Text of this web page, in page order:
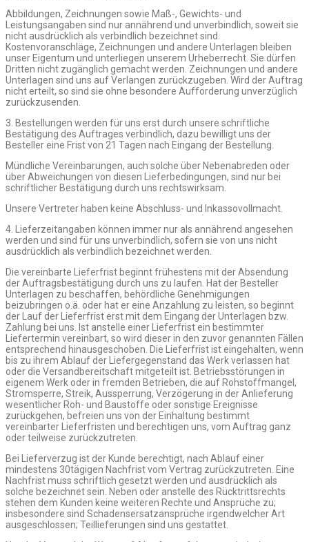
Abbildungen, Zeichnungen sowie Maß-, Gewichts- und
Leistungsangaben sind nur annährend und unverbindlich, soweit sie
nicht ausdrücklich als verbindlich bezeichnet sind.
Kostenvoranschläge, Zeichnungen und andere Unterlagen bleiben
unser Eigentum und unterliegen unserem Urheberrecht. Sie dürfen
Dritten nicht zugänglich gemacht werden. Zeichnungen und andere
Unterlagen sind uns auf Verlangen zurückzugeben. Wird der Auftrag
nicht erteilt, so sind sie ohne besondere Aufforderung unverzüglich
zurückzusenden.
3. Bestellungen werden für uns erst durch unsere schriftliche
Bestätigung des Auftrages verbindlich, dazu bewilligt uns der
Besteller eine Frist von 21 Tagen nach Eingang der Bestellung.
Mündliche Vereinbarungen, auch solche über Nebenabreden oder
über Abweichungen von diesen Lieferbedingungen, sind nur bei
schriftlicher Bestätigung durch uns rechtswirksam.
Unsere Vertreter haben keine Abschluss- und Inkassovollmacht.
4. Lieferzeitangaben können immer nur als annährend angesehen
werden und sind für uns unverbindlich, sofern sie von uns nicht
ausdrücklich als verbindlich bezeichnet werden.
Die vereinbarte Lieferfrist beginnt frühestens mit der Absendung
der Auftragsbestätigung durch uns zu laufen. Hat der Besteller
Unterlagen zu beschaffen, behördliche Genehmigungen
beizubringen o.ä. oder hat er eine Anzahlung zu leisten, so beginnt
der Lauf der Lieferfrist erst mit dem Eingang der Unterlagen bzw.
Zahlung bei uns. Ist anstelle einer Lieferfrist ein bestimmter
Liefertermin vereinbart, so wird dieser in den zuvor genannten Fällen
entsprechend hinausgeschoben. Die Lieferfrist ist eingehalten, wenn
bis zu ihrem Ablauf der Liefergegenstand das Werk verlassen hat
oder die Versandbereitschaft mitgeteilt ist. Betriebsstörungen in
eigenem Werk oder in fremden Betrieben, die auf Rohstoffmangel,
Stromsperre, Streik, Aussperrung, Verzögerung in der Anlieferung
wesentlicher Roh- und Baustoffe oder sonstige Ereignisse
zurückgehen, befreien uns von der Einhaltung bestimmt
vereinbarter Lieferfristen und berechtigen uns, vom Auftrag ganz
oder teilweise zurückzutreten.
Bei Lieferverzug ist der Kunde berechtigt, nach Ablauf einer
mindestens 30tägigen Nachfrist vom Vertrag zurückzutreten. Eine
Nachfrist muss schriftlich gesetzt werden und ausdrücklich als
solche bezeichnet sein. Neben oder anstelle des Rücktrittsrechts
stehen dem Kunden keine weiteren Rechte und Ansprüche zu;
insbesondere sind Schadensersatzansprüche irgendwelcher Art
ausgeschlossen; Teillieferungen sind uns gestattet.